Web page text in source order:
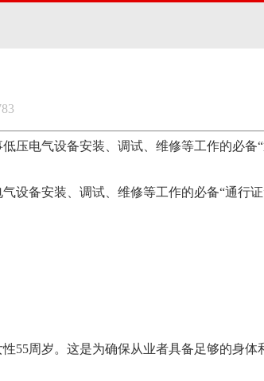
压电气设备安装、调试、维修等工作的必备
设备安装、调试、维修等工作的必备“通行
55周岁。这是为确保从业者具备足够的身体